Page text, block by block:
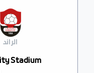
Stadium
الرائد